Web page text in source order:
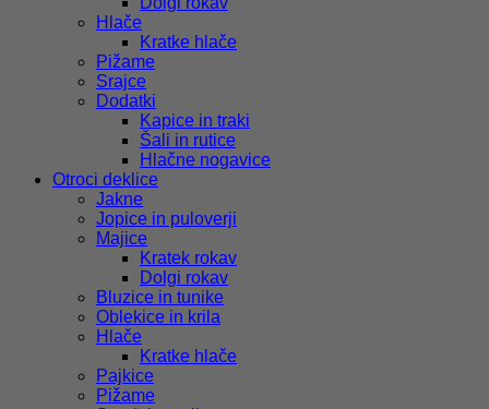
Hlače
Kratke hlače
Pižame
Srajce
Dodatki
Kapice in traki
Šali in rutice
Hlačne nogavice
Otroci deklice
Jakne
Jopice in puloverji
Majice
Kratek rokav
Dolgi rokav
Bluzice in tunike
Oblekice in krila
Hlače
Kratke hlače
Pajkice
Pižame